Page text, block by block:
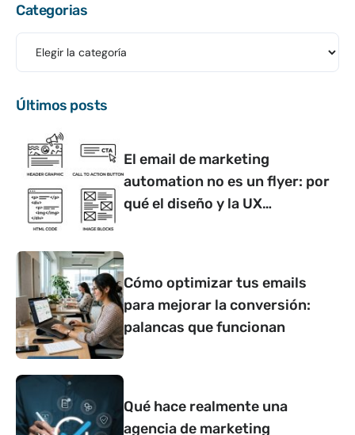
Categorias
Últimos posts
El email de marketing
automation no es un flyer: por
qué el diseño y la UX
Cómo optimizar tus emails
para mejorar la conversión:
palancas que funcionan
Qué hace realmente una
agencia de marketing